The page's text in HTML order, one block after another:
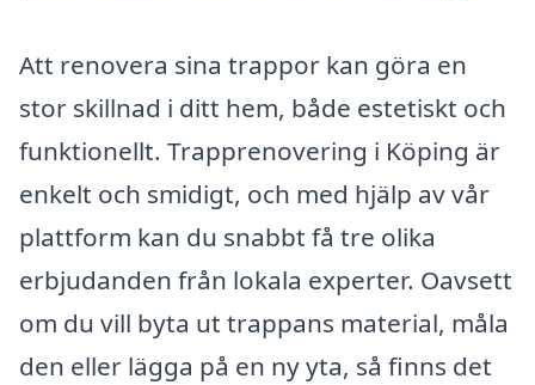
Att renovera sina trappor kan göra en
stor skillnad i ditt hem, både estetiskt och
funktionellt. Trapprenovering i Köping är
enkelt och smidigt, och med hjälp av vår
plattform kan du snabbt få tre olika
erbjudanden från lokala experter. Oavsett
om du vill byta ut trappans material, måla
den eller lägga på en ny yta, så finns det